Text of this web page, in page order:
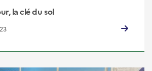
la clé du sol